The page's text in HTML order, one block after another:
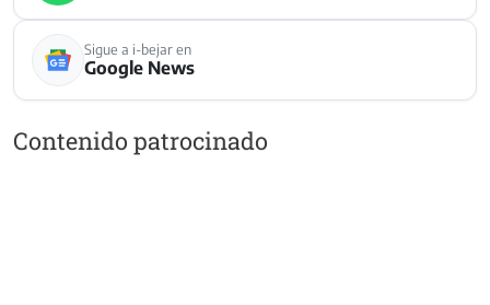
Sigue a i-bejar en
Google News
Contenido patrocinado